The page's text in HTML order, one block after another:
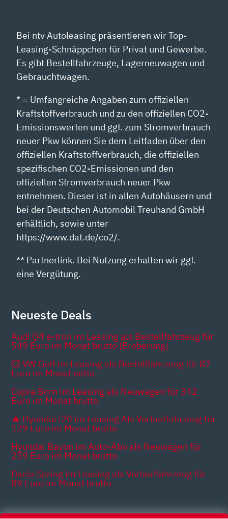
Bei ntv Autoleasing präsentieren wir Top-
Leasing-Schnäppchen für Privat und Gewerbe.
Es gibt Bestellfahrzeuge, Lagerneuwagen und
Gebrauchtwagen.
* = Umfangreiche Angaben zum offiziellen
Kraftstoffverbrauch und zu den offiziellen CO2-
Emissionswerten und ggf. zum Stromverbrauch
neuer Pkw können Sie dem Leitfaden über den
offiziellen Kraftstoffverbrauch, die offiziellen
spezifischen CO2-Emissionen und den
offiziellen Stromverbrauch neuer Pkw
entnehmen. Dieser ist in allen Autohäusern und
bei der Deutschen Automobil Treuhand GmbH
erhältlich, sowie unter
https://www.dat.de/co2/.
** Partnerlink. Bei Nutzung erhalten wir ggf.
eine Vergütung.
Neueste Deals
Audi Q4 e-tron im Leasing als Bestellfahrzeug für
549 Euro im Monat brutto [Eroberung]
💥 VW Golf im Leasing als Bestellfahrzeug für 87
Euro im Monat netto
Cupra Born im Leasing als Neuwagen für 342
Euro im Monat brutto
🔥 Hyundai i20 im Leasing Als Vorlauffahrzeug für
129 Euro im Monat brutto
Hyundai Bayon im Auto-Abo als Neuwagen für
259 Euro im Monat brutto
Dacia Spring im Leasing als Vorlauffahrzeug für
89 Euro im Monat brutto